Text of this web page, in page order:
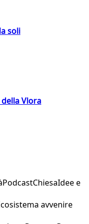
soli
Vlora
PodcastChiesaIdee e
avvenire